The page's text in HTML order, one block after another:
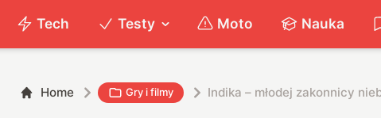
Tech Testy Moto Nauka
Home Gry i filmy Indika – młodej zakonnicy